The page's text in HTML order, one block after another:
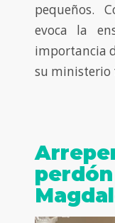
pequeños.
evoca la
importancia
su ministerio